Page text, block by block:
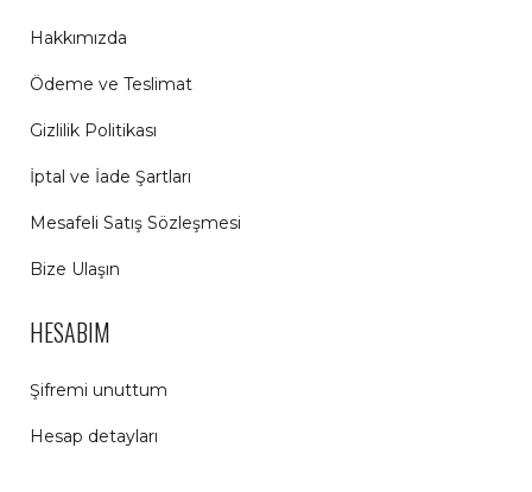
Hakkımızda
Ödeme ve Teslimat
Gizlilik Politikası
İptal ve İade Şartları
Mesafeli Satış Sözleşmesi
Bize Ulaşın
HESABIM
Şifremi unuttum
Hesap detayları